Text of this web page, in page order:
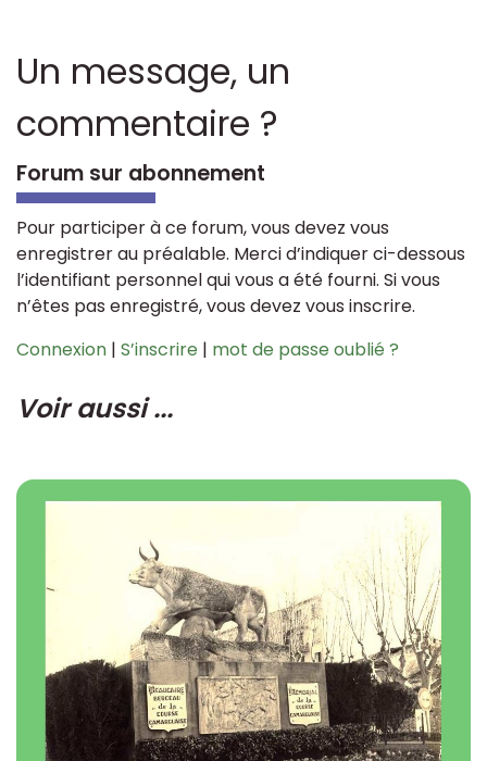
Un message, un
commentaire ?
Forum sur abonnement
Pour participer à ce forum, vous devez vous
enregistrer au préalable. Merci d’indiquer ci-dessous
l’identifiant personnel qui vous a été fourni. Si vous
n’êtes pas enregistré, vous devez vous inscrire.
Connexion | S’inscrire | mot de passe oublié ?
Voir aussi ...